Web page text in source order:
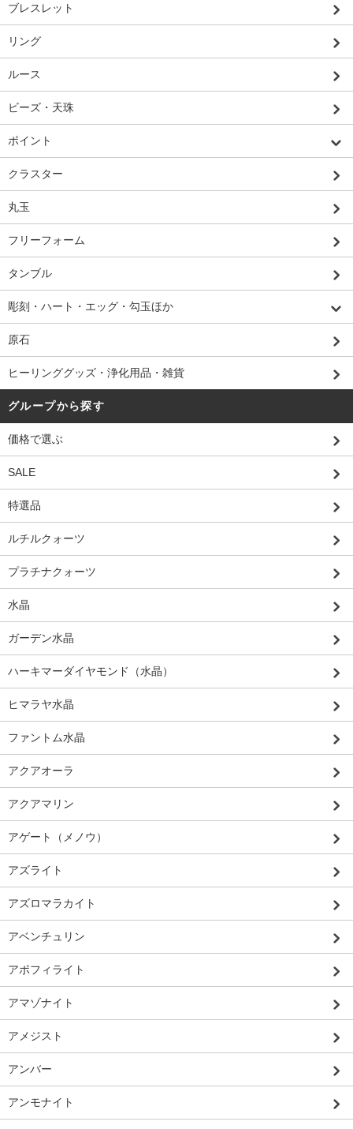
ブレスレット
リング
ルース
ビーズ・天珠
ポイント
クラスター
丸玉
フリーフォーム
タンブル
彫刻・ハート・エッグ・勾玉ほか
原石
ヒーリンググッズ・浄化用品・雑貨
グループから探す
価格で選ぶ
SALE
特選品
ルチルクォーツ
プラチナクォーツ
水晶
ガーデン水晶
ハーキマーダイヤモンド（水晶）
ヒマラヤ水晶
ファントム水晶
アクアオーラ
アクアマリン
アゲート（メノウ）
アズライト
アズロマラカイト
アベンチュリン
アポフィライト
アマゾナイト
アメジスト
アンバー
アンモナイト